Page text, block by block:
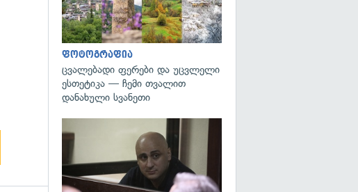
ფოტოგრაფია
ცვალებადი ფერები და უცვლელი
ესთეტიკა — ჩემი თვალით
დანახული სვანეთი